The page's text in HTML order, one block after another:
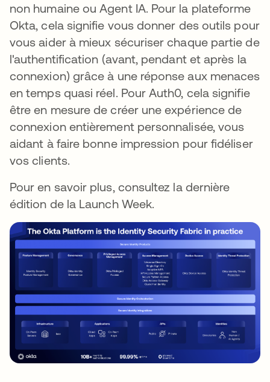
non humaine ou Agent IA. Pour la plateforme
Okta, cela signifie vous donner des outils pour
vous aider à mieux sécuriser chaque partie de
l'authentification (avant, pendant et après la
connexion) grâce à une réponse aux menaces
en temps quasi réel. Pour Auth0, cela signifie
être en mesure de créer une expérience de
connexion entièrement personnalisée, vous
aidant à faire bonne impression pour fidéliser
vos clients.
Pour en savoir plus, consultez la dernière
édition de la Launch Week.